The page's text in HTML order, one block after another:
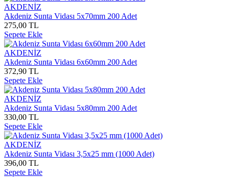
AKDENİZ
Akdeniz Sunta Vidası 5x70mm 200 Adet
275,00 TL
Sepete Ekle
AKDENİZ
Akdeniz Sunta Vidası 6x60mm 200 Adet
372,90 TL
Sepete Ekle
AKDENİZ
Akdeniz Sunta Vidası 5x80mm 200 Adet
330,00 TL
Sepete Ekle
AKDENİZ
Akdeniz Sunta Vidası 3,5x25 mm (1000 Adet)
396,00 TL
Sepete Ekle